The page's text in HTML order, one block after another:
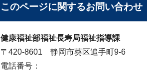
このページに関するお問い合わせ
健康福祉部福祉長寿局福祉指導課
〒420-8601 静岡市葵区追手町9-6
電話番号：